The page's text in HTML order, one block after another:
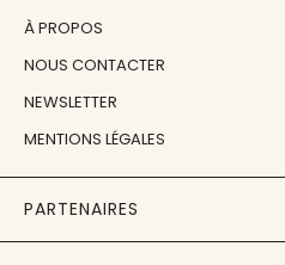
À PROPOS
NOUS CONTACTER
NEWSLETTER
MENTIONS LÉGALES
PARTENAIRES